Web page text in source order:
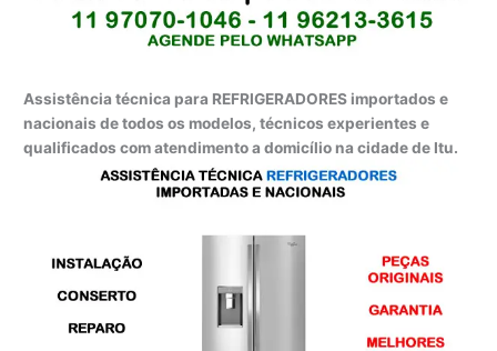
Assistência técnica para REFRIGERADORES importados e
nacionais de todos os modelos, técnicos experientes e
qualificados com atendimento a domicílio na cidade de Itu.